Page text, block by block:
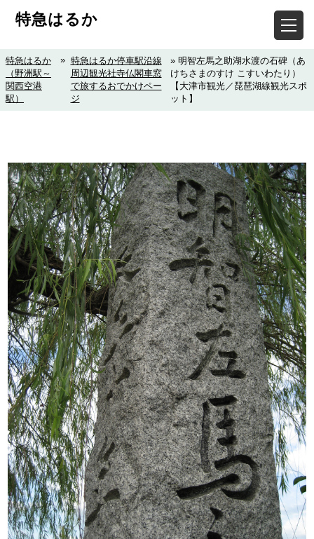
特急はるか
特急はるか
（野洲駅～
関西空港
駅）
» 特急はるか停車駅沿線
周辺観光社寺仏閣車窓
で旅するおでかけペー
ジ
» 明智左馬之助湖水渡の石碑（あ
けちさまのすけ こすいわたり）
【大津市観光／琵琶湖線観光スポ
ット】